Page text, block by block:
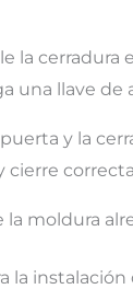
la cerradura
una llave de
y la
cierre
la moldura
la